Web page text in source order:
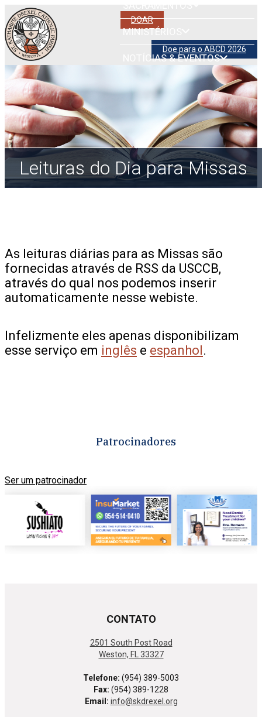
DOAR
Doe para o ABCD 2026
MINISTÉRIOS
NOTÍCIAS & EVENTOS
Leituras do Dia para Missas
As leituras diárias para as Missas são
fornecidas através de RSS da USCCB,
através do qual nos podemos inserir
automaticamente nesse webiste.
Infelizmente eles apenas disponibilizam
esse serviço em inglês e espanhol .
Patrocinadores
Ser um patrocinador
CONTATO
2501 South Post Road
Weston, FL 33327
Telefone: (954) 389-5003
Fax: (954) 389-1228
Email: info@skdrexel.org